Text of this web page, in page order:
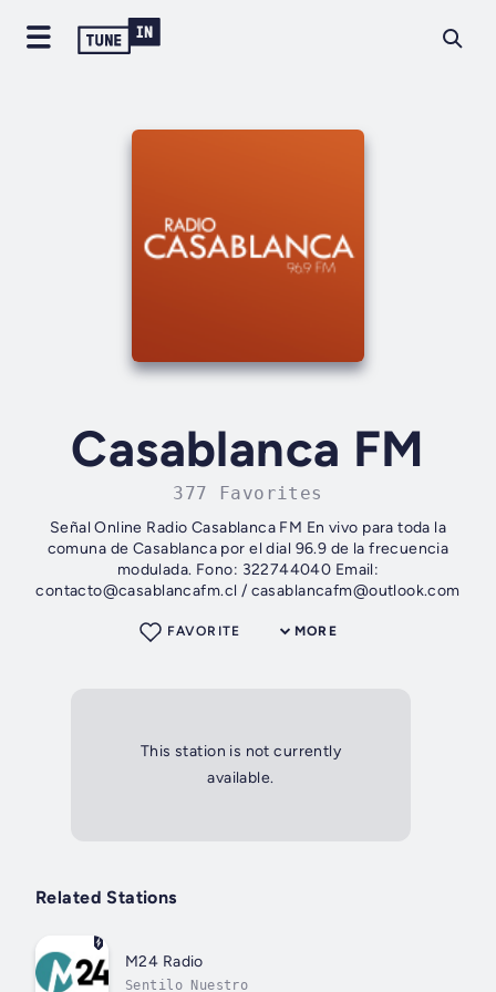
Casablanca FM
377 Favorites
Señal Online Radio Casablanca FM En vivo para toda la
comuna de Casablanca por el dial 96.9 de la frecuencia
modulada. Fono: 322744040 Email:
contacto@casablancafm.cl / casablancafm@outlook.com
MORE
FAVORITE
This station is not currently
available.
Related Stations
M24 Radio
Sentilo Nuestro